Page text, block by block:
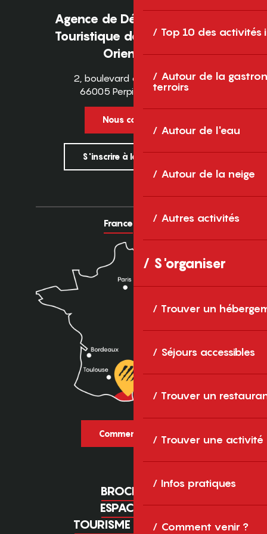
Top 10 des activités
Autour de la
terroirs
Autour de l'eau
Autour de la neige
Autres activités
S'organiser
Trouver un
Séjours accessibles
Trouver un
Trouver une activité
Infos pratiques
Comment venir ?
Agence de Développement
Touristique des Pyrénées-
Orientales
2, boulevard des Pyrénées
66005 Perpignan Cedex
Nous contacter
S'inscrire à la newsletter
France Europe
Comment venir ?
BROCHURES
ESPACE PRO
TOURISME D'AFFAIRES